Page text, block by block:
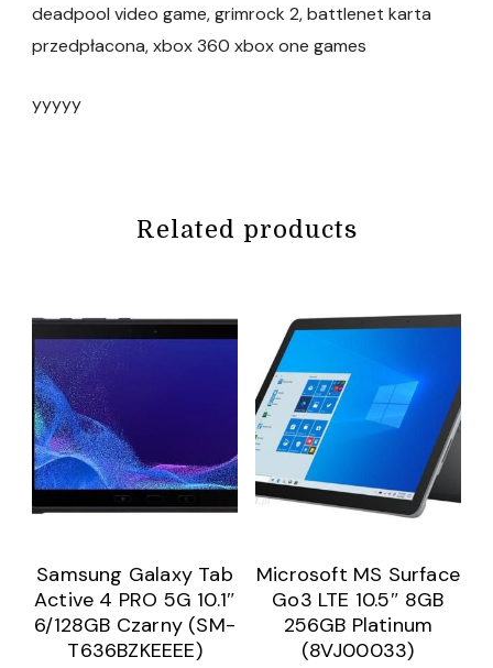
deadpool video game, grimrock 2, battlenet karta
przedpłacona, xbox 360 xbox one games
yyyyy
Related products
Samsung Galaxy Tab
Active 4 PRO 5G 10.1″
6/128GB Czarny (SM-
T636BZKEEEE)
Microsoft MS Surface
Go3 LTE 10.5″ 8GB
256GB Platinum
(8VJ00033)